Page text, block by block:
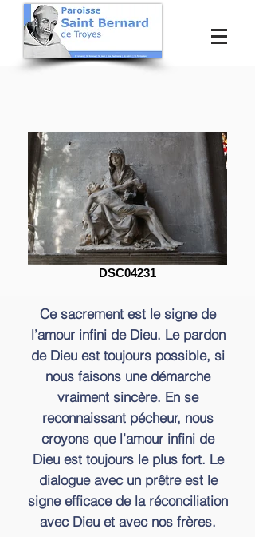
DSC04231
Ce sacrement est le signe de
l’amour infini de Dieu. Le pardon
de Dieu est toujours possible, si
nous faisons une démarche
vraiment sincère. En se
reconnaissant pécheur, nous
croyons que l’amour infini de
Dieu est toujours le plus fort. Le
dialogue avec un prêtre est le
signe efficace de la réconciliation
avec Dieu et avec nos frères.